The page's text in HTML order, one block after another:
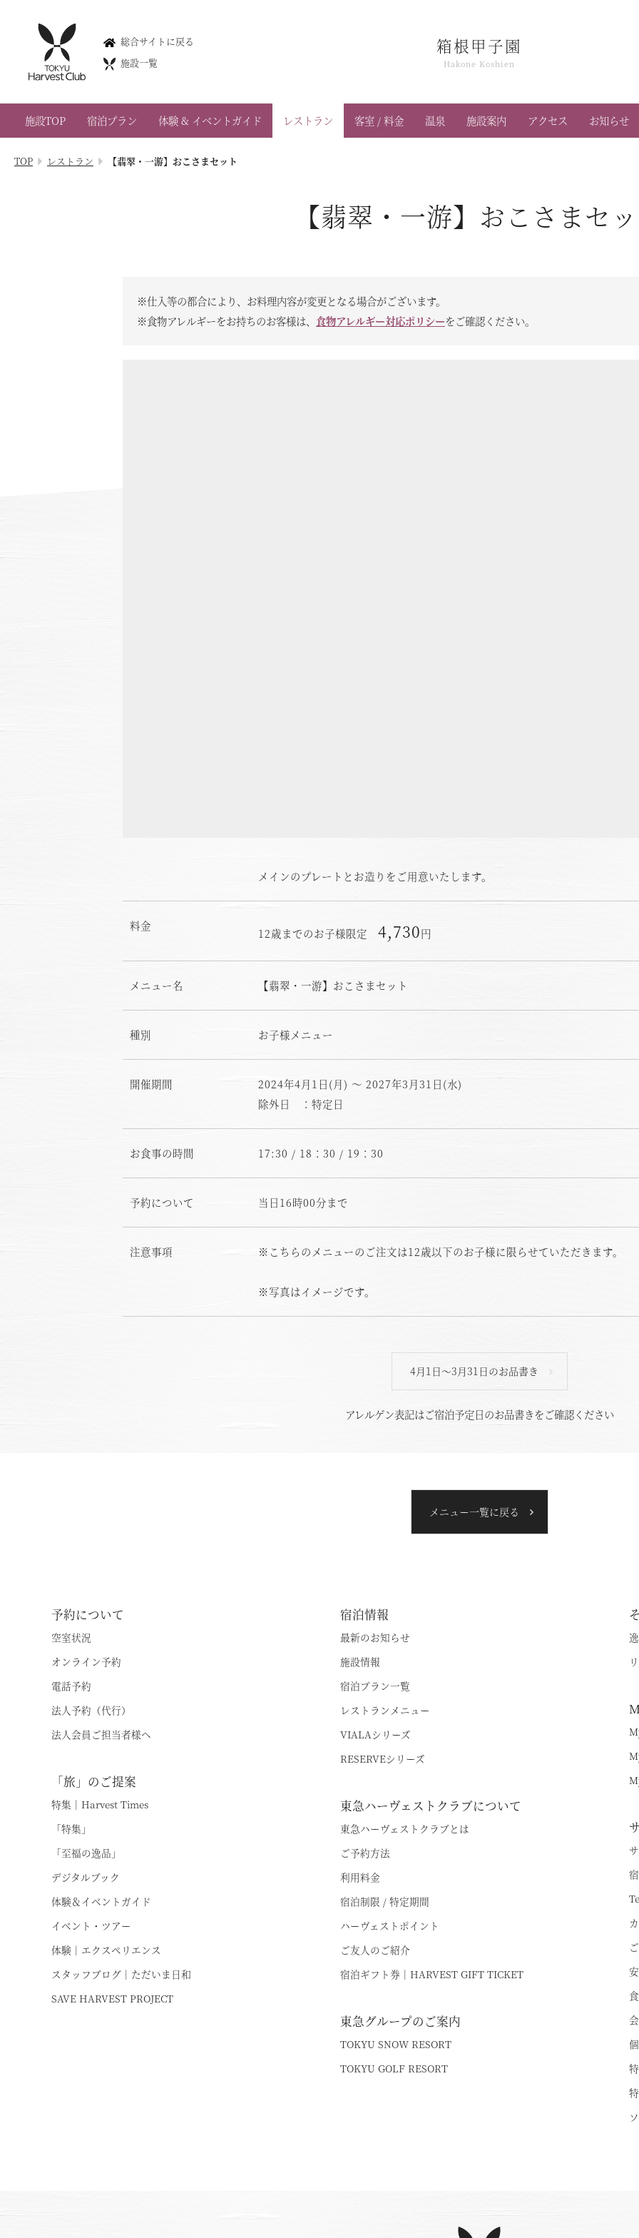
総合サイトに戻る
施設一覧
箱根甲子園
Hakone Koshien
施設TOP 宿泊プラン 体験 & イベントガイド レストラン 客室 / 料金 温泉 施設案内 アクセス お知らせ
箱根甲子園
Hakone Koshien
会員権のご案内
TOP
TOP レストラン 【翡翠・一游】おこさまセット
【翡翠・一游】おこさまセ
※仕入等の都合により、お料理内容が変更となる場合がございます。
※食物アレルギーをお持ちのお客様は、 食物アレルギー対応ポリシーをご確認ください。
メインのプレートとお造りをご用意いたします。
料金
12歳までのお子様限定 4,730円
メニュー名 【翡翠・一游】おこさまセット
種別 お子様メニュー
開催期間
2024年4月1日(月) ～ 2027年3月31日(水)
除外日 ：特定日
お食事の時間 17:30 / 18：30 / 19：30
予約について 当日16時00分まで
注意事項 ※こちらのメニューのご注文は12歳以下のお子様に限らせていただきます。
※写真はイメージです。
4月1日～3月31日のお品書き
アレルゲン表記はご宿泊予定日のお品書きをご確認ください
メニュー一覧に戻る
お電話でのご予約はこちら
予約について
空室状況
オンライン予約
電話予約
法人予約（代行）
法人会員ご担当者様へ
「旅」のご提案
特集｜Harvest Times
「特集」
「至福の逸品」
デジタルブック
体験＆イベントガイド
イベント・ツアー
体験｜エクスペリエンス
スタッフブログ｜ただいま日和
SAVE HARVEST PROJECT
宿泊情報
最新のお知らせ
施設情報
宿泊プラン一覧
レストランメニュー
VIALAシリーズ
RESERVEシリーズ
東急ハーヴェストクラブについて
東急ハーヴェストクラブとは
ご予約方法
利用料金
宿泊制限 / 特定期間
ハーヴェストポイント
ご友人のご紹介
宿泊ギフト券｜HARVEST GIFT TICKET
東急グループのご案内
TOKYU SNOW RESORT
TOKYU GOLF RESORT